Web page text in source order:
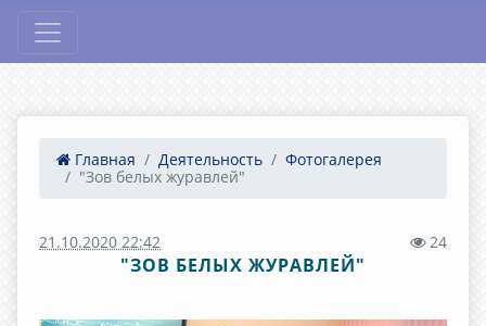
Главная Деятельность
Фотогалерея
"Зов белых журавлей"
21.10.2020 22:42 24
"ЗОВ БЕЛЫХ ЖУРАВЛЕЙ"